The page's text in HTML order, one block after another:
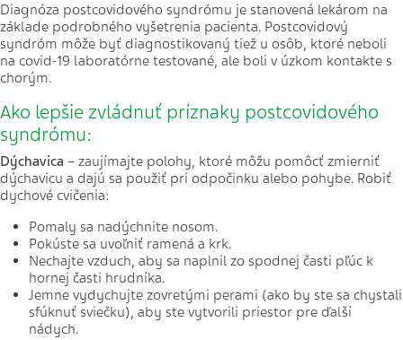
Diagnóza postcovidového syndrómu je stanovená lekárom na
základe podrobného vyšetrenia pacienta. Postcovidový
syndróm môže byť diagnostikovaný tiež u osôb, ktoré neboli
na covid-19 laboratórne testované, ale boli v úzkom kontakte s
chorým.
Ako lepšie zvládnuť príznaky postcovidového
syndrómu:
Dýchavica – zaujímajte polohy, ktoré môžu pomôcť zmierniť
dýchavicu a dajú sa použiť pri odpočinku alebo pohybe. Robiť
dychové cvičenia:
Pomaly sa nadýchnite nosom.
Pokúste sa uvoľniť ramená a krk.
Nechajte vzduch, aby sa naplnil zo spodnej časti pľúc k
hornej časti hrudníka.
Jemne vydychujte zovretými perami (ako by ste sa chystali
sfúknuť sviečku), aby ste vytvorili priestor pre ďalší
nádych.